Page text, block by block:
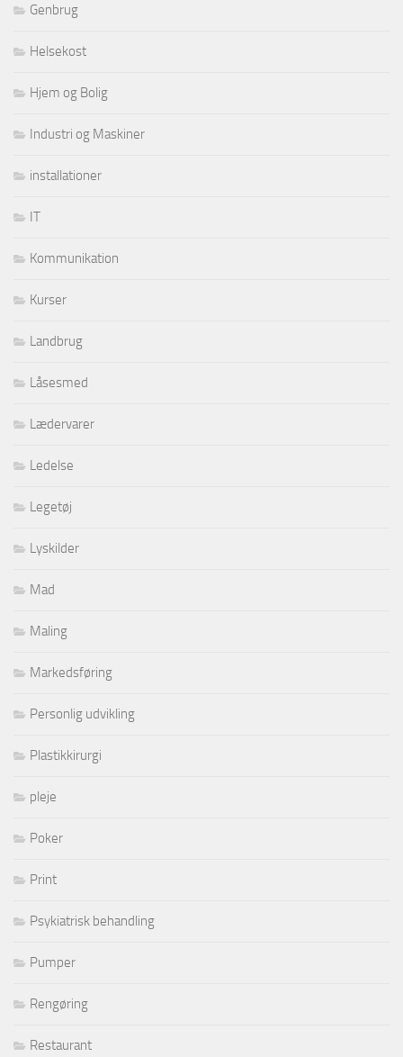
Genbrug
Helsekost
Hjem og Bolig
Industri og Maskiner
installationer
IT
Kommunikation
Kurser
Landbrug
Låsesmed
Lædervarer
Ledelse
Legetøj
Lyskilder
Mad
Maling
Markedsføring
Personlig udvikling
Plastikkirurgi
pleje
Poker
Print
Psykiatrisk behandling
Pumper
Rengøring
Restaurant